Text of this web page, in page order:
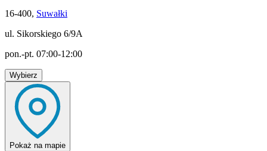
16-400, Suwałki
ul. Sikorskiego 6/9A
pon.-pt. 07:00-12:00
Wybierz
Pokaż na mapie